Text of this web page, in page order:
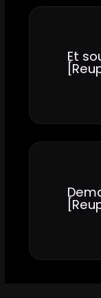
Et